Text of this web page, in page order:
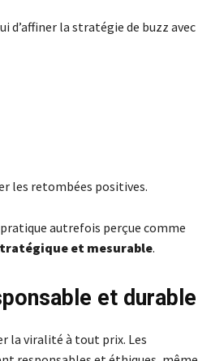
d’affiner la stratégie de buzz avec
les retombées positives.
autrefois perçue comme
et mesurable.
et durable
la viralité à tout prix. Les